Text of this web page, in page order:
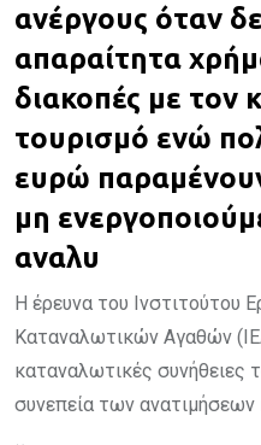
ανέργους όταν
απαραίτητα
διακοπές με τον
τουρισμό ενώ
ευρώ
μη
αναλυ
Η έρευνα του Ινστιτούτου
Καταναλωτικών Αγαθών
καταναλωτικές συνήθειες
συνεπεία των ανατιμήσεων